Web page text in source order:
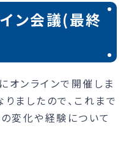
ン会議(最終
オンラインで開催しま
ましたので、これまで
変化や経験について